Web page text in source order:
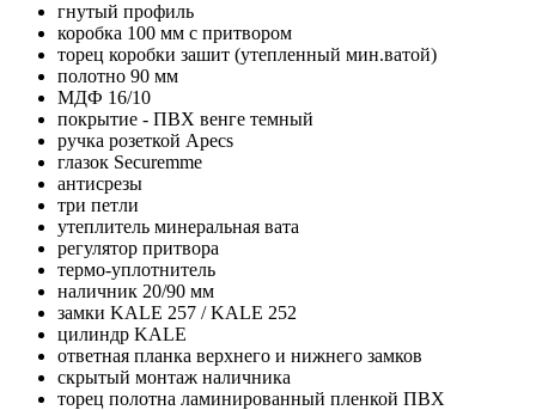
гнутый профиль
коробка 100 мм с притвором
торец коробки зашит (утепленный мин.ватой)
полотно 90 мм
МДФ 16/10
покрытие - ПВХ венге темный
ручка розеткой Apecs
глазок Securemme
антисрезы
три петли
утеплитель минеральная вата
регулятор притвора
термо-уплотнитель
наличник 20/90 мм
замки KALE 257 / KALE 252
цилиндр KALE
ответная планка верхнего и нижнего замков
скрытый монтаж наличника
торец полотна ламинированный пленкой ПВХ